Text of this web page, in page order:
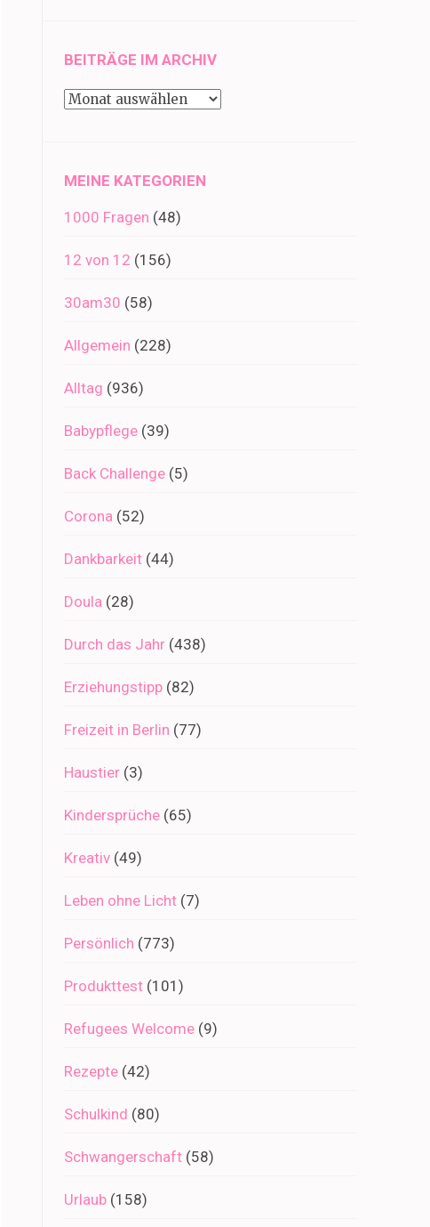
BEITRÄGE IM ARCHIV
Beiträge
MEINE KATEGORIEN
1000 Fragen (48)
12 von 12 (156)
30am30 (58)
Allgemein (228)
Alltag (936)
Babypflege (39)
Back Challenge (5)
Corona (52)
Dankbarkeit (44)
Doula (28)
Durch das Jahr (438)
Erziehungstipp (82)
Freizeit in Berlin (77)
Haustier (3)
Kindersprüche (65)
Kreativ (49)
Leben ohne Licht (7)
Persönlich (773)
Produkttest (101)
Refugees Welcome (9)
Rezepte (42)
Schulkind (80)
Schwangerschaft (58)
Urlaub (158)